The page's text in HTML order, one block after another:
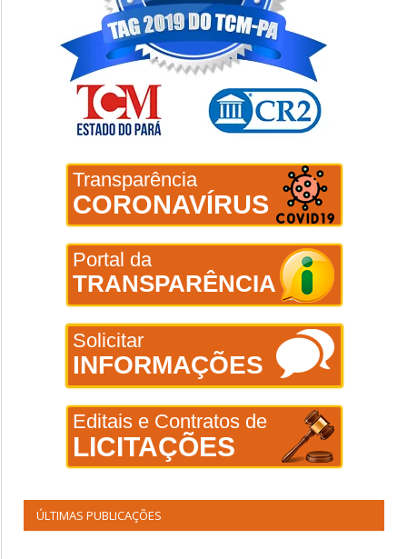
Transparência
CORONAVÍRUS
Portal da
TRANSPARÊNCIA
Solicitar
INFORMAÇÕES
Editais e Contratos de
LICITAÇÕES
ÚLTIMAS PUBLICAÇÕES